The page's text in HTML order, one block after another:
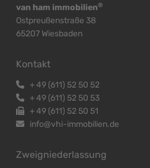
van ham immobilien®
Ostpreußenstraße 38
65207 Wiesbaden
Kontakt
+49 (611) 52 50 52
+49 (611) 52 50 53
+49 (611) 52 50 51
info@vhi-immobilien.de
Zweigniederlassung